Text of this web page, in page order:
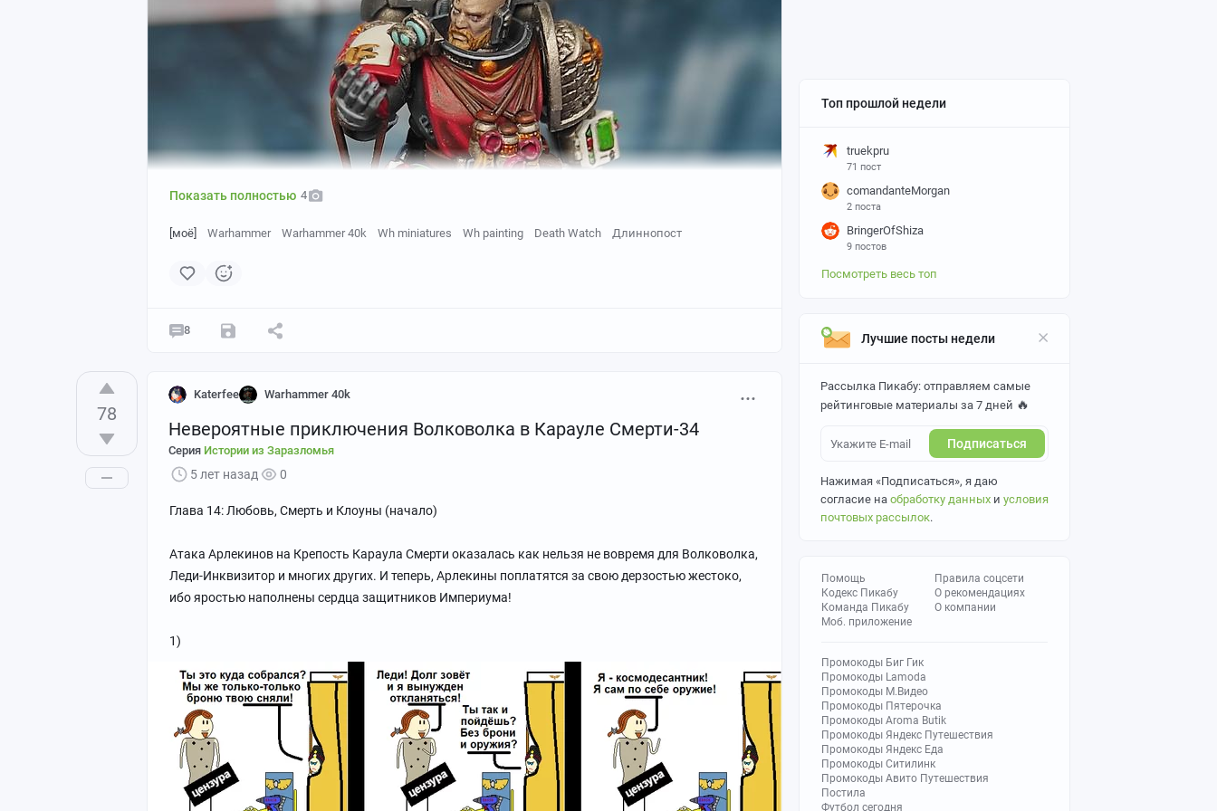
Топ прошлой недели
truekpru
71 пост
comandanteMorgan
2 поста
BringerOfShiza
9 постов
Посмотреть весь топ
Лучшие посты недели
Рассылка Пикабу: отправляем самые
рейтинговые материалы за 7 дней 🔥
Подписаться
Нажимая «Подписаться», я даю
согласие на обработку данных и условия
почтовых рассылок.
Помощь
Кодекс Пикабу
Команда Пикабу
Моб. приложение
Правила соцсети
О рекомендациях
О компании
Промокоды Биг Гик
Промокоды Lamoda
Промокоды М.Видео
Промокоды Пятерочка
Промокоды Aroma Butik
Промокоды Яндекс Путешествия
Промокоды Яндекс Еда
Промокоды Ситилинк
Промокоды Авито Путешествия
Постила
Футбол сегодня
Показать полностью 4
[моё] Warhammer Warhammer 40k Wh miniatures Wh painting Death Watch Длиннопост
8
78
Katerfee Warhammer 40k
Невероятные приключения Волковолка в Карауле Смерти-34
Серия Истории из Заразломья
5 лет назад 0
Глава 14: Любовь, Смерть и Клоуны (начало)
Атака Арлекинов на Крепость Караула Смерти оказалась как нельзя не вовремя для Волковолка,
Леди-Инквизитор и многих других. И теперь, Арлекины поплатятся за свою дерзостью жестоко,
ибо яростью наполнены сердца защитников Империума!
1)